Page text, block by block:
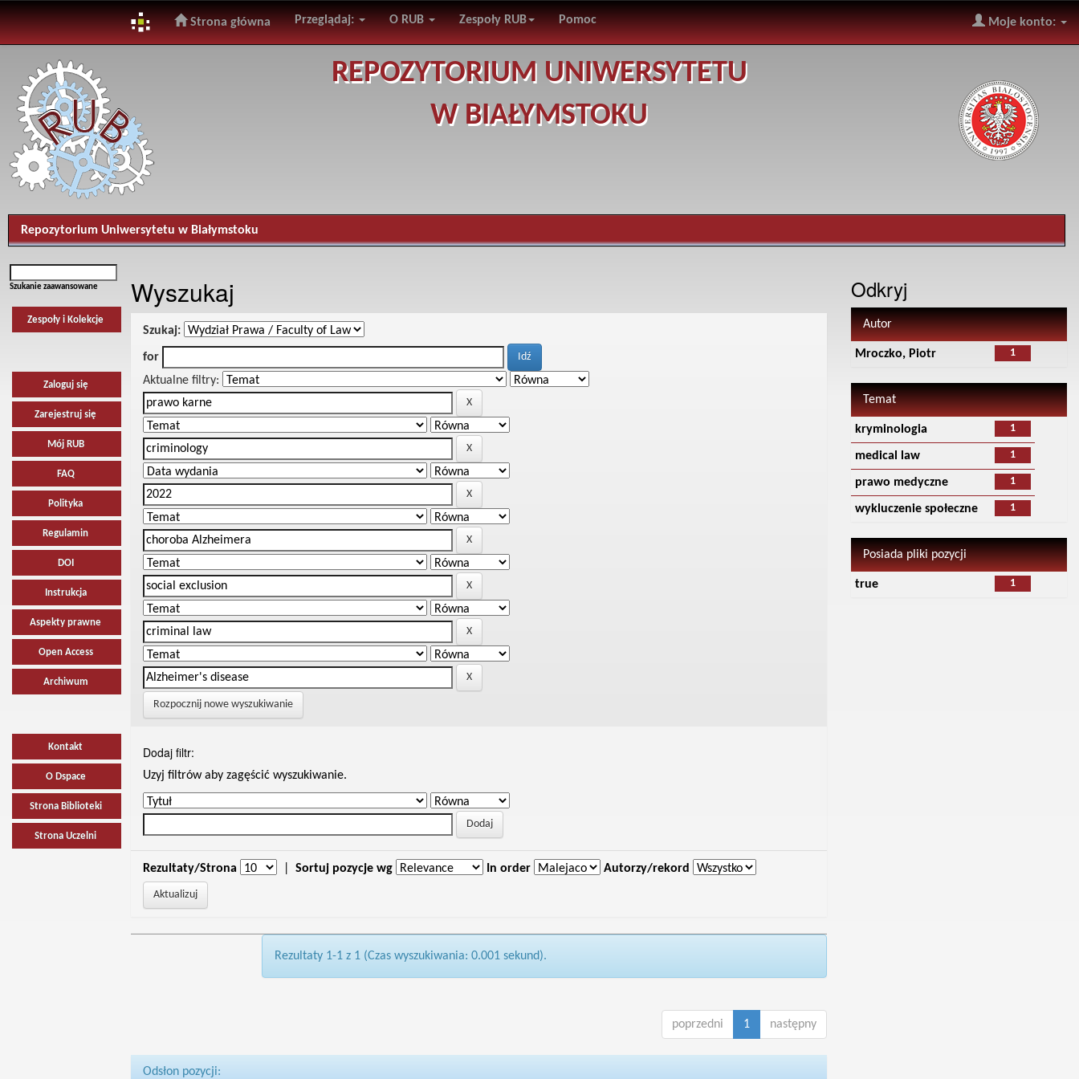
navigation
Strona główna Przeglądaj: O RUB Zespoły RUB Pomoc Moje konto:
REPOZYTORIUM UNIWERSYTETU
W BIAŁYMSTOKU
Repozytorium Uniwersytetu w Białymstoku
Szukanie zaawansowane
Zespoły i Kolekcje
Zaloguj się
Zarejestruj się
Mój RUB
FAQ
Polityka
Regulamin
DOI
Instrukcja
Aspekty prawne
Open Access
Archiwum
Kontakt
O Dspace
Strona Biblioteki
Strona Uczelni
Wyszukaj
Szukaj:
for
Aktualne filtry:
Rozpocznij nowe wyszukiwanie
Dodaj filtr:
Uzyj filtrów aby zagęścić wyszukiwanie.
Rezultaty/Strona Sortuj pozycje wg In order Autorzy/rekord
Rezultaty 1-1 z 1 (Czas wyszukiwania: 0.001 sekund).
poprzedni 1 następny
Odsłon pozycji:
Odkryj
Autor
1
Mroczko, Piotr
Temat
1
kryminologia
1
medical law
1
prawo medyczne
1
wykluczenie społeczne
Posiada pliki pozycji
1
true